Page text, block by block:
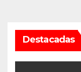
Destacadas